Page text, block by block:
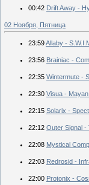
00:42 Drift Away -
02 Ноября, Пятница
23:59Allaby -
23:56 Brainiac -
22:35 Wintermute -
22:30 Visua -
22:15 Solarix -
22:12 Outer Signal -
22:08 Mystical
22:03 Redrosid -
22:00 Protonix -